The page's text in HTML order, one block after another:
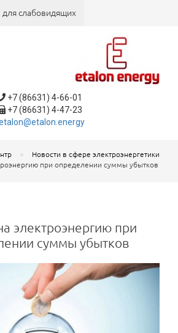
для слабовидящих
+7 (86631) 4-66-01
+7 (86631) 4-47-23
Новости в сфере электроэнергетики
при определении суммы убытков
электроэнергию при
суммы убытков